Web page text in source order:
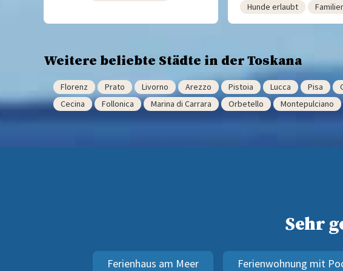
Hunde erlaubt
Weitere beliebte Städte in der Toskana
Florenz Prato Livorno Arezzo Pistoia Lucca Pisa
Cecina
Follonica Marina di Carrara Orbetello Montepulciano
Sehr
Ferienhaus am Meer Ferienwohnung mit